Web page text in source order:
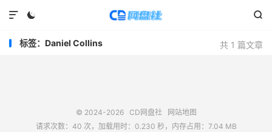
 

共 1 篇文章
标签：Daniel Collins
© 2024-2026 CD网盘社
网站地图
请求次数：40 次，加载用时：0.230 秒，内存占用：7.04 MB